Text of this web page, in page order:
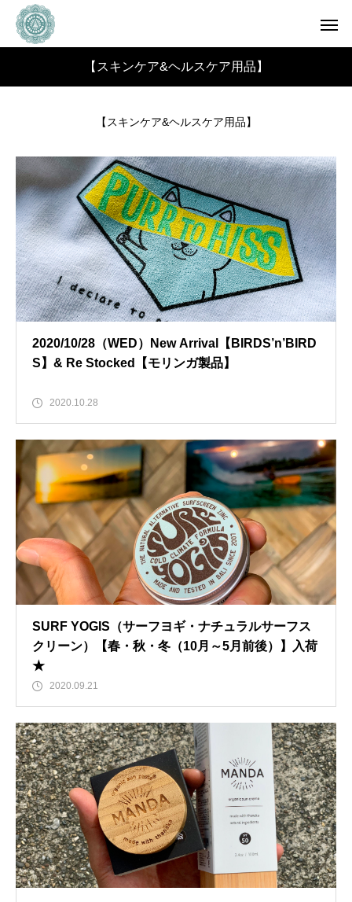
【スキンケア&ヘルスケア用品】
【スキンケア&ヘルスケア用品】
2020/10/28（WED）New Arrival【BIRDS’n’BIRD
S】& Re Stocked【モリンガ製品】
2020.10.28
SURF YOGIS（サーフヨギ・ナチュラルサーフス
クリーン）【春・秋・冬（10月～5月前後）】入荷
★
2020.09.21